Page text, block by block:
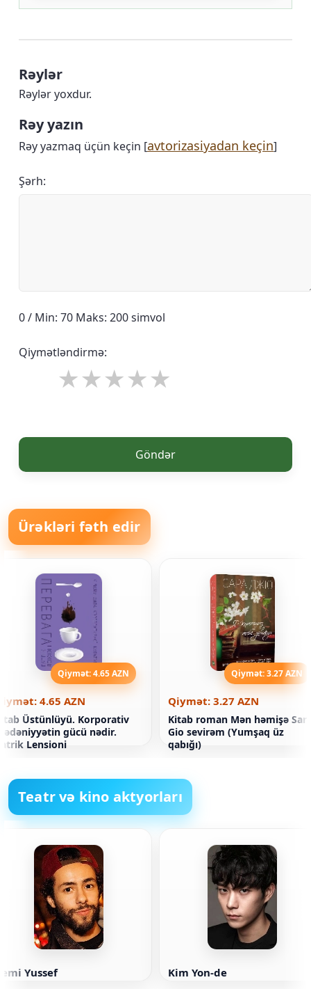
Rəylər
Rəylər yoxdur.
Rəy yazın
Rəy yazmaq üçün keçin [avtorizasiyadan keçin]
Şərh:
0 / Min: 70 Maks: 200 simvol
Qiymətləndirmə:
Göndər
Ürəkləri fəth edir
Qiymət: 4.65 AZN
4.65 AZN
Üstünlüyü. Korporativ
gücü nədir.
Lensioni
Qiymət: 3.27 AZN
Qiymət: 3.27 AZN
Kitab roman Mən həmişə
Gio sevirəm (Yumşaq üz
qabığı)
Teatr və kino aktyorları
Yussef Kim Yon-de